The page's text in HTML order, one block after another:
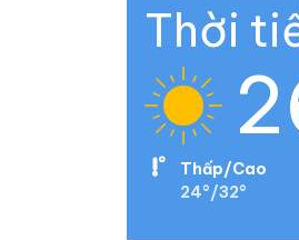
Thời
Thấp/Cao
24°/32°